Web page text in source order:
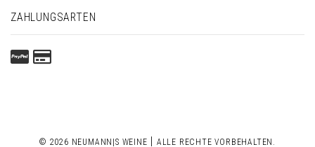
ZAHLUNGSARTEN
© 2026 NEUMANN|S WEINE | ALLE RECHTE VORBEHALTEN.